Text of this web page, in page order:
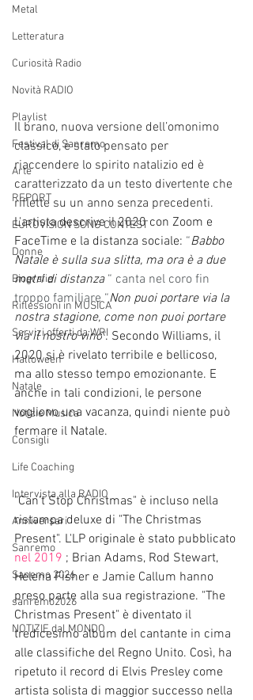
Metal
Letteratura
Curiosità Radio
Novità RADIO
Playlist
Festival di Sanremo
Arte
REPORT
EUROVISION SONG CONTEST
Donne
Biografie
Riflessioni in MUSICA
Servizi offerti da WRI
Halloween
Natale
Notizie Musica
Consigli
Life Coaching
Intervista alla RADIO
Anniversari
Sanremo
Sanemo 2026
sanremo2026
NOTIZIE dal MONDO
Il brano, nuova versione dell’omonimo
classico, è stato pensato per
riaccendere lo spirito natalizio ed è
caratterizzato da un testo divertente che
riflette su un anno senza precedenti.
L'artista descrive il 2020 con Zoom e
FaceTime e la distanza sociale: “Babbo
Natale è sulla sua slitta, ma ora è a due
metri di distanza “ canta nel coro fin
troppo familiare “Non puoi portare via la
nostra stagione, come non puoi portare
via il nostro vino“. Secondo Williams, il
2020 si è rivelato terribile e bellicoso,
ma allo stesso tempo emozionante. E
anche in tali condizioni, le persone
vogliono una vacanza, quindi niente può
fermare il Natale.
"Can't Stop Christmas" è incluso nella
ristampa deluxe di "The Christmas
Present". L'LP originale è stato pubblicato
nel 2019 ; Brian Adams, Rod Stewart,
Helena Fisher e Jamie Callum hanno
preso parte alla sua registrazione. "The
Christmas Present" è diventato il
tredicesimo album del cantante in cima
alle classifiche del Regno Unito. Così, ha
ripetuto il record di Elvis Presley come
artista solista di maggior successo nella